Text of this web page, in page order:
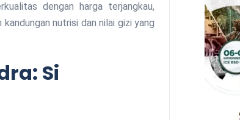
dengan harga terjangkau,
nutrisi dan nilai gizi yang
Si